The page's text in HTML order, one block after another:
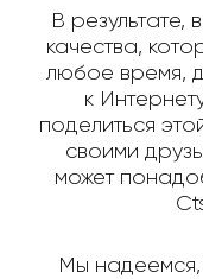
В результате,
качества,
любое время,
к
поделиться
своими
может
Мы